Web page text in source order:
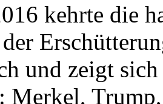
kehrte die
der
und zeigt
Merkel,